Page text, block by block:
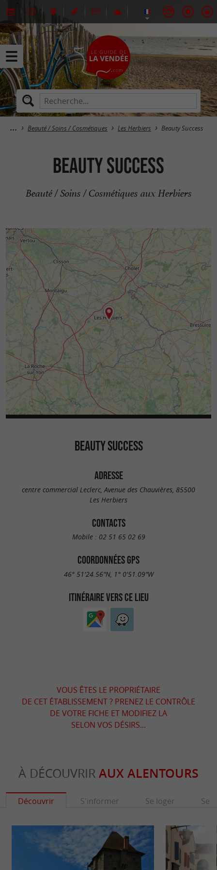
Beauté / Soins / Cosmétiques Les Herbiers Beauty Success
Beauty Success
Beauté / Soins / Cosmétiques aux Herbiers
BEAUTY SUCCESS
ADRESSE
centre commercial Leclerc, Avenue des Chauvières, 85500
Les Herbiers
CONTACTS
Mobile : 02 51 65 02 69
COORDONNÉES GPS
46° 51'24.56"N, 1° 0'51.09"W
ITINÉRAIRE VERS CE LIEU
VOUS ÊTES LE PROPRIÉTAIRE
DE CET ÉTABLISSEMENT ? PRENEZ LE CONTRÔLE
DE VOTRE FICHE ET MODIFIEZ LA
SELON VOS DÉSIRS...
À DÉCOUVRIR AUX ALENTOURS
Découvrir S'informer Se loger Se